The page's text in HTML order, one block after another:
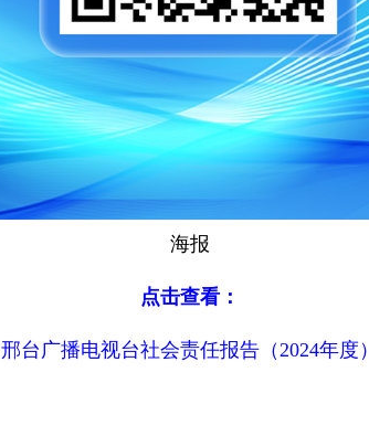
海报
点击查看：
邢台广播电视台社会责任报告（2024年度）